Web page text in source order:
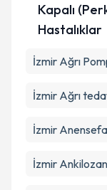
Kapalı
Hastalıklar
İzmir Ağrı
İzmir Ağrı
İzmir
İzmir